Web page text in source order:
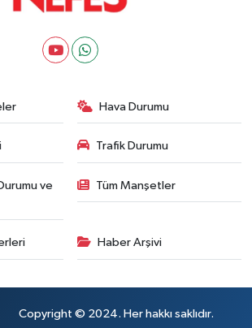
Hava Durumu
Trafik Durumu
ve
Tüm Manşetler
Haber Arşivi
Copyright © 2024. Her hakkı saklıdır.